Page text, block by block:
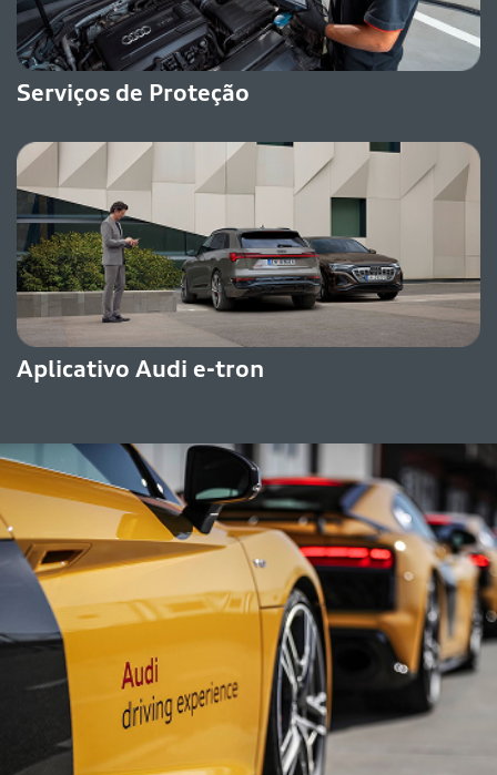
Serviços de Proteção
Aplicativo Audi e-tron